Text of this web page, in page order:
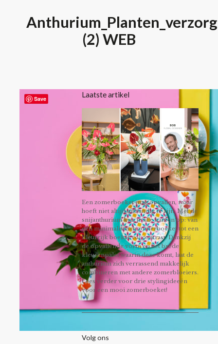
(2) WEB
Laatste artikel
Een zomerboeket mag opvallen, maar
hoeft niet altijd uitbundig te zijn. Met de
snijanthurium kun je alle kanten op: van
een minimalistisch zomerboeket tot een
kleurrijk boeket vol contrast. Dankzij
de opvallende vorm en het brede
kleurenpalet waarin deze komt, laat de
anthurium zich verrassend makkelijk
combineren met andere zomerbloeiers.
Lees verder voor drie stylingideeën
voor een mooi zomerboeket!
Volg ons
Save